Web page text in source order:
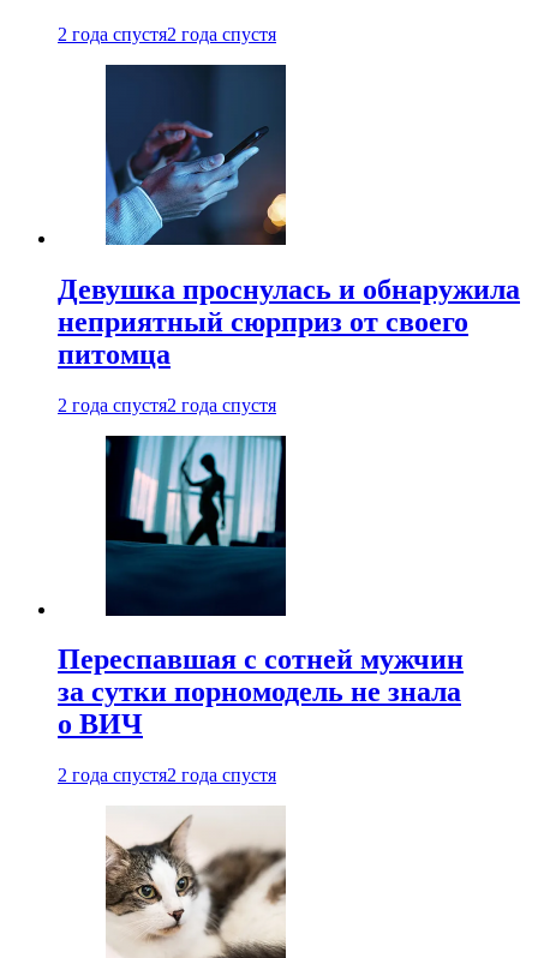
2 года спустя2 года спустя
Девушка проснулась и обнаружила
неприятный сюрприз от своего
питомца
2 года спустя2 года спустя
Переспавшая с сотней мужчин
за сутки порномодель не знала
о ВИЧ
2 года спустя2 года спустя